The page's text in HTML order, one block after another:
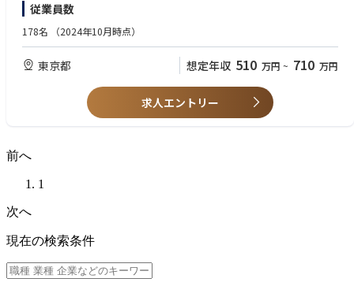
fronts; foreseeable constraints identified at least 7 days ahead.
- >=90% of punch-list, NCR and corrective actions closed by due date.
- Dimensional/quality checks documented for all critical work fronts befo
re cover-up, pour, backfill or handover.
- Critical structural, safety, quality or milestone-threatening issues escalat
従業員数
178名 （2024年10月時点）
東京都 想定年収 510 万円 ~ 710 万円
求人エントリー
前へ
1
次へ
現在の検索条件